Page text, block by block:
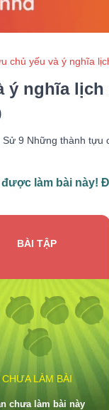
chủ yếu và ý nghĩa
nghĩa
9 Những thành
làm bài này!
BÀI TẬP
CHƯA LÀM BÀI
chưa làm bài này